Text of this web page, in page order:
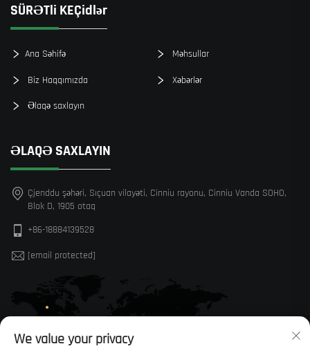
SÜRƏTli KEÇidlər
Ana Səhifə Məhsullar
Biz Haqqımızda Xəbərlər
Əlaqə saxlayın
ƏLAQƏ SAXLAYIN
Çjenddu şəhəri, Sıçuan vilayəti, Cinniu rayonu, Cinniu Vanda SOHO,
Blok D, 1905 otaq
+86-18884139528
[email protected]
We value your privacy